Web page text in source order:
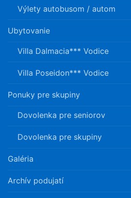
Výlety autobusom / autom
Ubytovanie
Villa Dalmacia*** Vodice
Villa Poseidon*** Vodice
Ponuky pre skupiny
Dovolenka pre seniorov
Dovolenka pre skupiny
Galéria
Archív podujatí